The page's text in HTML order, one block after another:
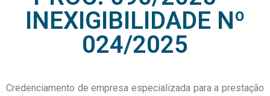
INEXIGIBILIDADE Nº
024/2025
Credenciamento de empresa especializada para a prestação